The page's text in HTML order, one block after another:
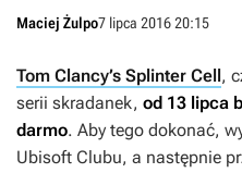
Maciej Żulpo7 lipca 2016 20:15
Tom Clancy’s Splinter Cell,
serii skradanek, od 13 lipca
darmo. Aby tego dokonać,
Ubisoft Clubu, a następnie